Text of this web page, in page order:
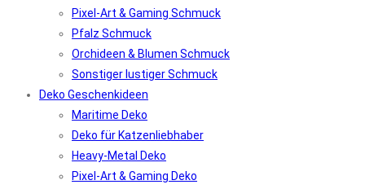
Pixel-Art & Gaming Schmuck
Pfalz Schmuck
Orchideen & Blumen Schmuck
Sonstiger lustiger Schmuck
Deko Geschenkideen
Maritime Deko
Deko für Katzenliebhaber
Heavy-Metal Deko
Pixel-Art & Gaming Deko